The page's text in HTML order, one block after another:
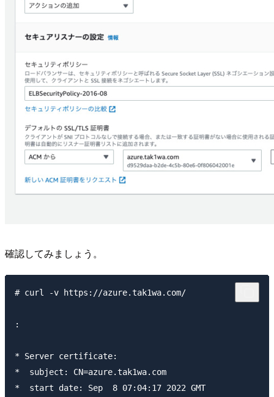
確認してみましょう。
# curl -v https://azure.tak1wa.com/
:
* Server certificate:
*  subject: CN=azure.tak1wa.com
*  start date: Sep  8 07:04:17 2022 GMT